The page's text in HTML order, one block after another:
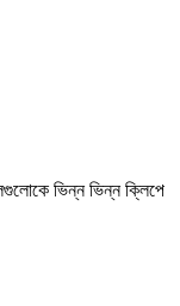
ভিন্ন ভিন্ন ক্লিপে